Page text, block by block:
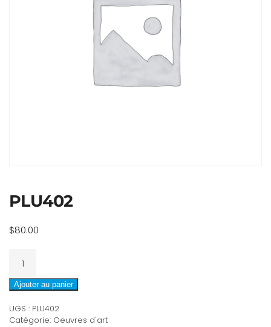
PLU402
$80.00
PLU402
Ajouter au panier
UGS : PLU402
Catégorie: Oeuvres d'art